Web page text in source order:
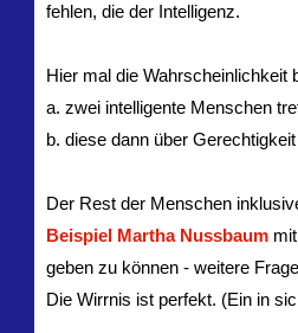
fehlen, die der Intelligenz.
Hier mal die Wahrscheinlichkeit
a. zwei intelligente Menschen
b. diese dann über
Der Rest der Menschen
Beispiel Martha Nussbaum
geben zu können - weitere
Die Wirrnis ist perfekt. (Ein in